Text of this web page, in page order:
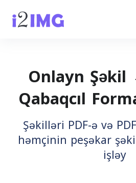
Onlayn
Qabaqcıl
Şəkilləri PDF-ə və
həmçinin peşəkar
işləy